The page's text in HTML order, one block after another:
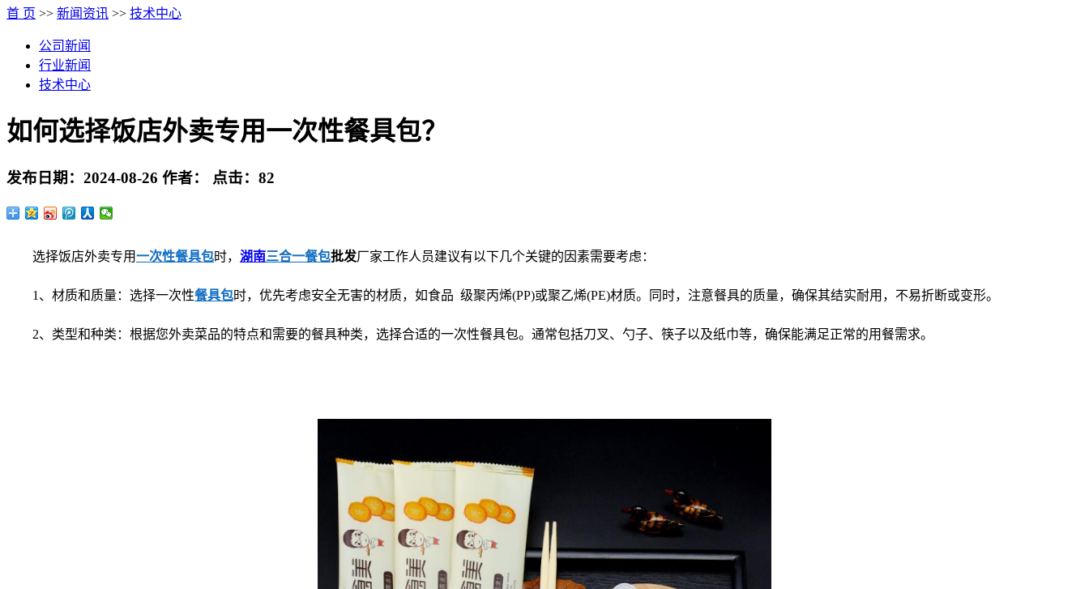
首 页 >> 新闻资讯 >> 技术中心
公司新闻
行业新闻
技术中心
如何选择饭店外卖专用一次性餐具包？
发布日期： 2024-08-26 作者： 点击： 82
选择饭店外卖专用一次性餐具包时， 湖南三合一餐包批发厂家工作人员建议有以下几个关键的因素需要考虑：
1、材质和质量：选择一次性餐具包时，优先考虑安全无害的材质，如食品 级聚丙烯(PP)或聚乙烯(PE)材质。同时，注意餐具的质量，确保其结实耐用，不易折断或变形。
2、类型和种类：根据您外卖菜品的特点和需要的餐具种类，选择合适的一次性餐具包。通常包括刀叉、勺子、筷子以及纸巾等，确保能满足正常的用餐需求。